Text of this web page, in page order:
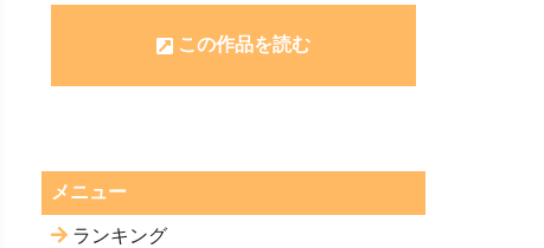
この作品を読む
メニュー
ランキング